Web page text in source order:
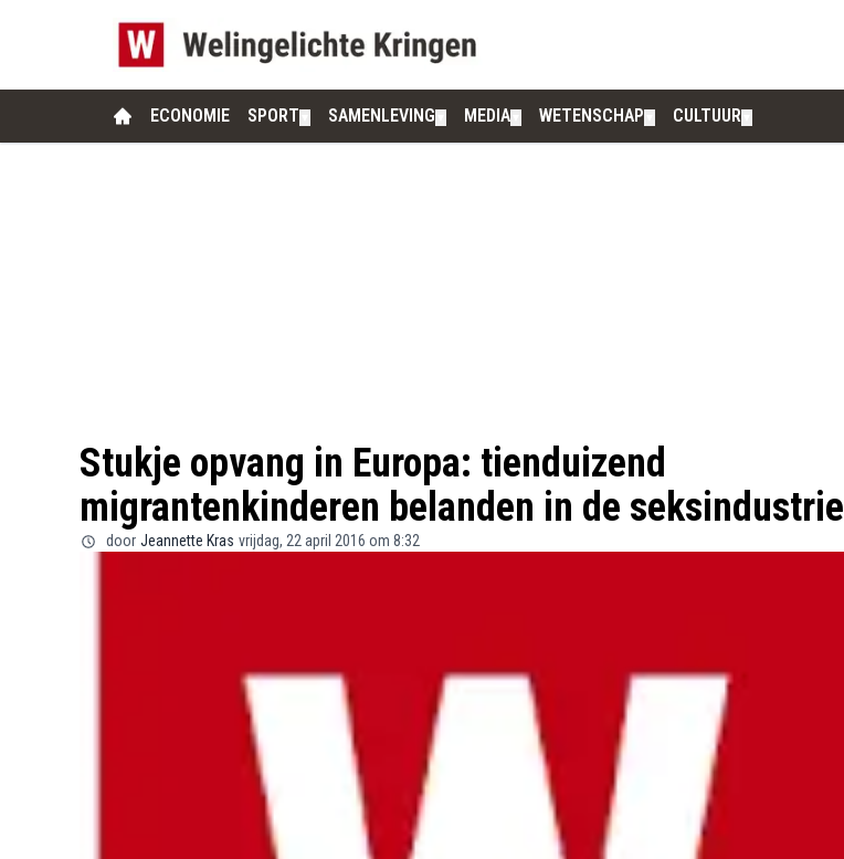
ECONOMIE SPORT SAMENLEVING MEDIA WETENSCHAP CULTUUR
Stukje opvang in Europa: tienduizend
migrantenkinderen belanden in de seksindustrie
door Jeannette Kras vrijdag, 22 april 2016 om 8:32